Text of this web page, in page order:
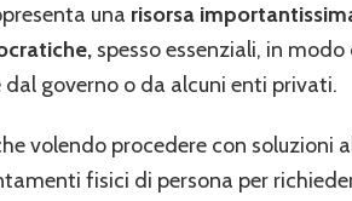
spid
con
carta
elettronica?
Linee
guida
una risorsa
spesso essenziali, in
governo o da alcuni enti privati.
volendo procedere con soluzioni
fisici di persona per